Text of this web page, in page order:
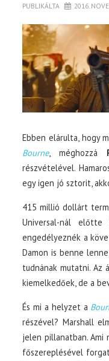
PUBLIKÁLTA 2016.
Ebben elárulta, hogy
Bourne, méghozzá
részvételével.
egy igen jó sztorit,
415 millió dollárt
Universal-nál
engedélyeznék a
Damon is benne
tudnának mutatni. Az
kiemelkedőek, de a
És mi a helyzet a
részével? Marshall
jelen pillanatban. Ami
főszereplésével